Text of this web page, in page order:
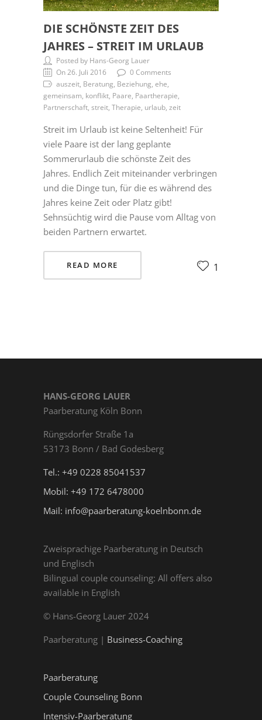
DIE SCHÖNSTE ZEIT DES
JAHRES – STREIT IM URLAUB
Posted by Hans-Georg Lauer
On 26. Juli 2016
0 Comments
auszeit, Beratung, Beziehung, ehe,
gemeinsam, konflikt, Paare, Paartherapie,
Partnerschaft, streit, Therapie, urlaub, zeit
Streit im Urlaub ist keine Seltenheit! Für
viele Paare ist der lang geplante
Sommerurlaub die schönste Zeit des
Jahres. Endlich Zeit miteinander verbringen
und die Dinge tun, für die es während des
Jahres keine Zeit oder Platz gibt!
Sehnsüchtig wird die Pause vom Alltag von
beiden Partnern erwartet.
READ MORE 1
HANS-GEORG LAUER
Paarberatung Köln Bonn
Rüngs­dor­fer Straße 1a
53173 Bonn / Bad Godesberg
Tel.: +49 0228 85041537
Mobil: +49 172 6478000
Mail: info@paarberatung-koelnbonn.de
Zweisprachige Paarberatung in Deutsch
und Englisch
Bilingual couple counseling: All offers also
available in English
© Hans-Georg Lauer 2024
Paarberatung | Business-Coaching
Paarberatung
Couple Counseling Bonn
Intensiv-Paarberatung